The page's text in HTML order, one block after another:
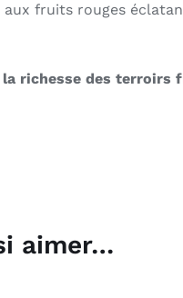
aux fruits rouges
richesse des terroirs
aimer…